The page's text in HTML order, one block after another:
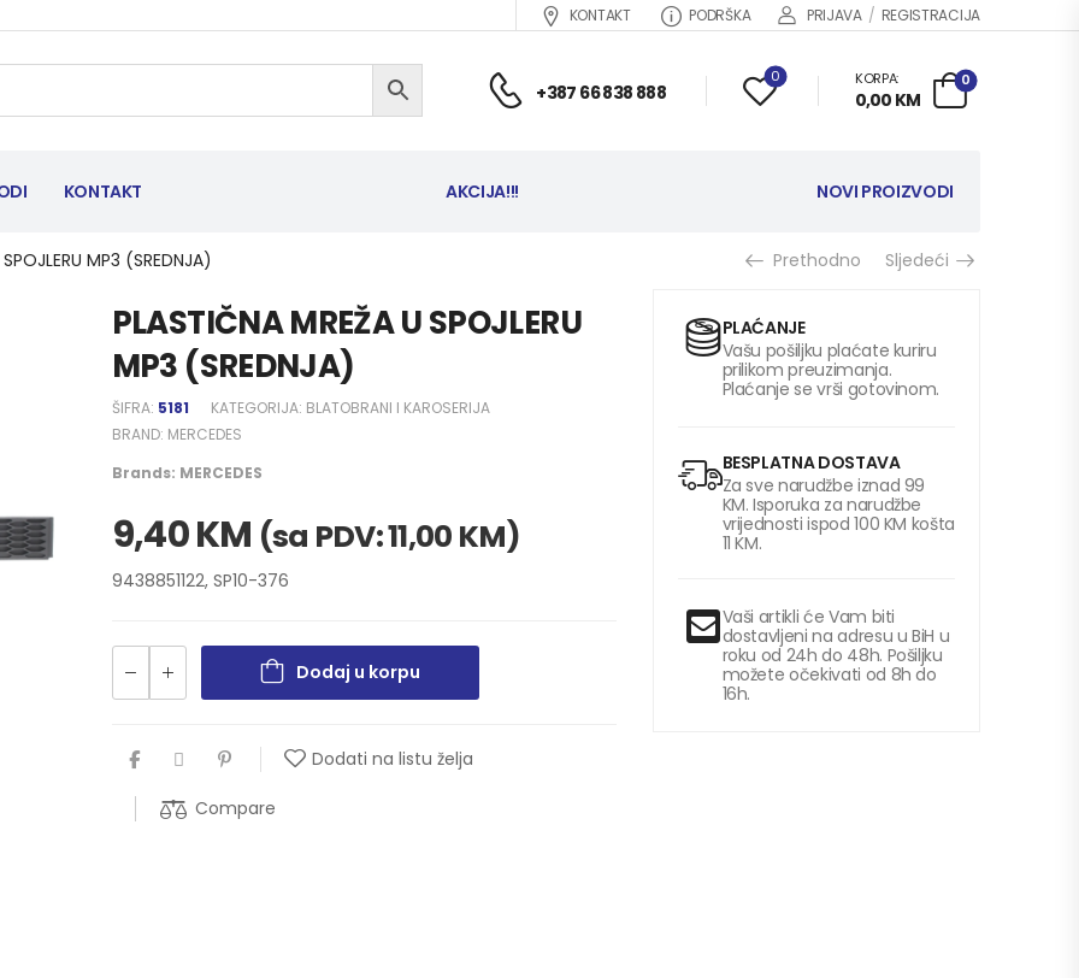
KONTAKT PODRŠKA PRIJAVA / REGISTRACIJA
+387 66 838 888
0 KORPA:
0,00 KM
0
KONTAKT AKCIJA!!! NOVI PROIZVODI
MP3 (SREDNJA) Prethodno Sljedeći
PLASTIČNA MREŽA U SPOJLERU
MP3 (SREDNJA)
ŠIFRA: 5181 KATEGORIJA: BLATOBRANI I KAROSERIJA
BRAND: MERCEDES
Brands: MERCEDES
9,40KM (sa PDV:11,00 KM)
9438851122, SP10-376
Dodaj u korpu
Dodati na listu želja
Compare
PLAĆANJE
Vašu pošiljku plaćate kuriru
prilikom preuzimanja.
Plaćanje se vrši gotovinom.
BESPLATNA DOSTAVA
Za sve narudžbe iznad 99
KM. Isporuka za narudžbe
vrijednosti ispod 100 KM košta
11 KM.
Vaši artikli će Vam biti
dostavljeni na adresu u BiH u
roku od 24h do 48h. Pošiljku
možete očekivati od 8h do
16h.